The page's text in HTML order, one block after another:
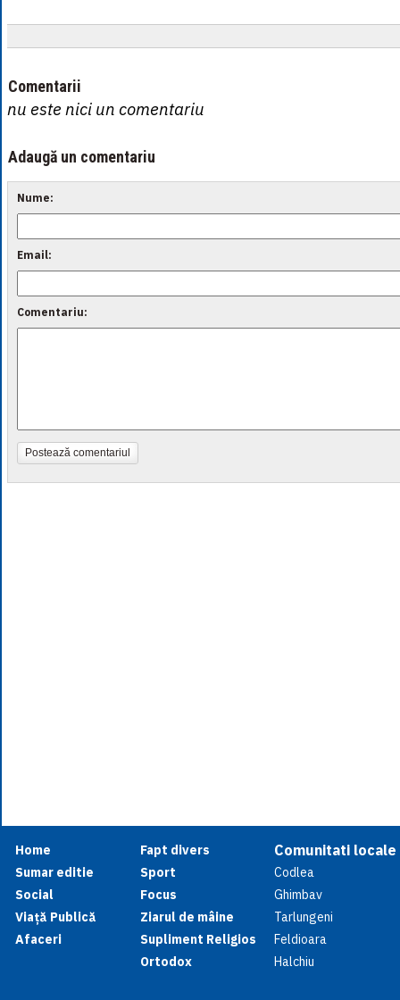
Comentarii
nu este nici un comentariu
Adaugă un comentariu
Nume:
Email:
Comentariu:
Postează comentariul
Home
Sumar editie
Social
Viață Publică
Afaceri
Fapt divers
Sport
Focus
Ziarul de mâine
Supliment Religios
Ortodox
Comunitati locale
Codlea
Ghimbav
Tarlungeni
Feldioara
Halchiu